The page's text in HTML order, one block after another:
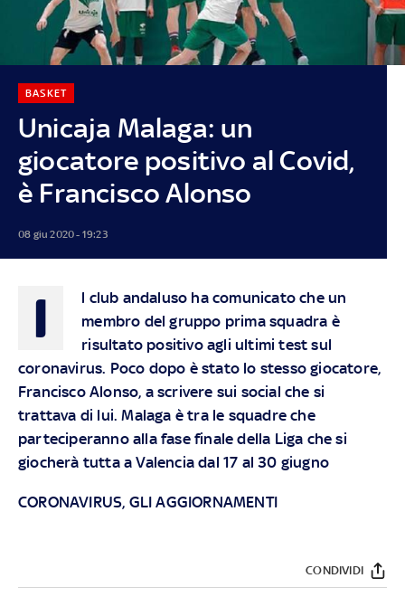
Unicaja Malaga: un
giocatore positivo al Covid,
è Francisco Alonso
BASKET
08 giu 2020 - 19:23
I
l club andaluso ha comunicato che un
membro del gruppo prima squadra è
risultato positivo agli ultimi test sul
coronavirus. Poco dopo è stato lo stesso giocatore,
Francisco Alonso, a scrivere sui social che si
trattava di lui. Malaga è tra le squadre che
parteciperanno alla fase finale della Liga che si
giocherà tutta a Valencia dal 17 al 30 giugno
CORONAVIRUS, GLI AGGIORNAMENTI
CONDIVIDI